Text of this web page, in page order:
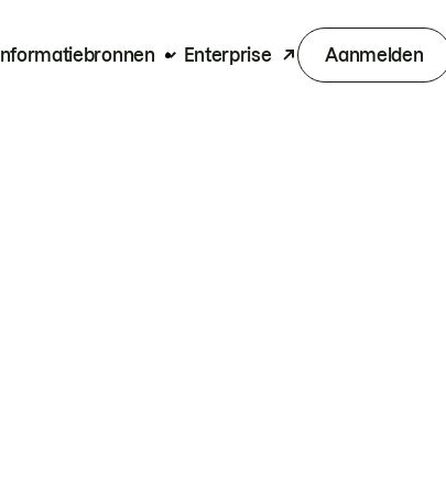
Informatiebronnen Enterprise Aanmelden